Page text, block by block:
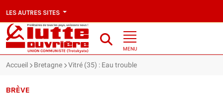
LES AUTRES SITES
MENU
Accueil Bretagne Vitré (35) : Eau trouble
BRÈVE